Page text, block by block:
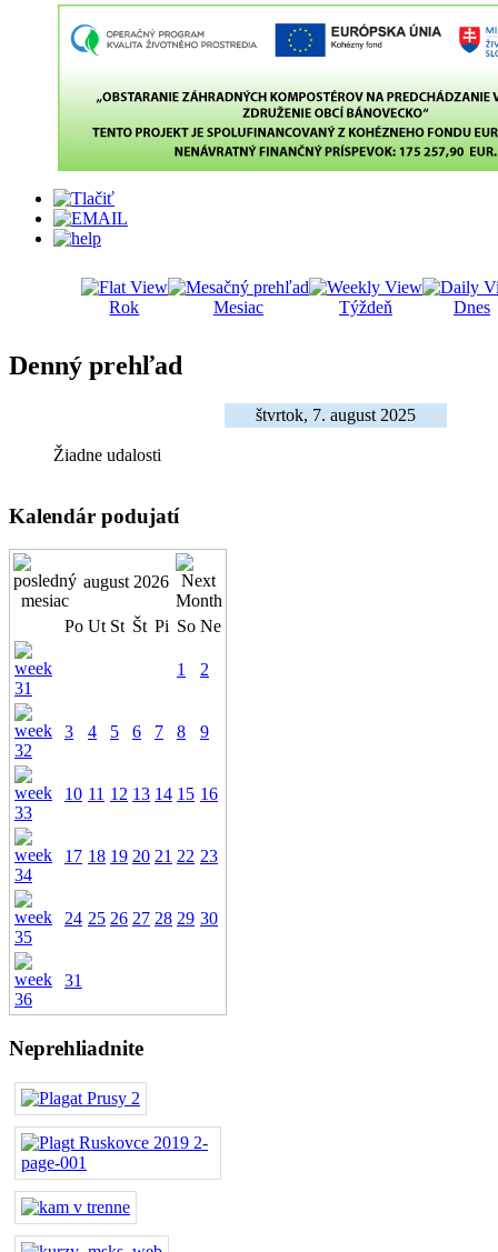
Rok Mesiac Týždeň Dnes
Denný prehľad
štvrtok, 7. august 2025
Žiadne udalosti
Kalendár podujatí
august 2026
Po Ut St Št Pi So Ne
1 2
3 4 5 6 7 8 9
10 11 12 13 14 15 16
17 18 19 20 21 22 23
24 25 26 27 28 29 30
31
Neprehliadnite